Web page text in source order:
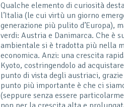
Qualche elemento di curiosità
l’Italia (le cui virtù un giorno
generazione più pulito d’Europa),
verdi: Austria e Danimarca. Che è
ambientale si è tradotta più nella
economica. Anzi: una crescita
Kyoto, costringendolo ad
punto di vista degli austriaci,
punto più importante è che ci
(seppure senza essere